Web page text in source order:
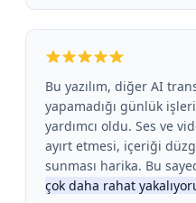
Bu yazılım, diğer AI
yapamadığı günlük
yardımcı oldu. Ses ve
ayırt etmesi, içeriği
sunması harika. Bu
çok daha rahat